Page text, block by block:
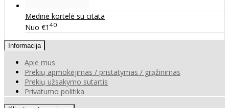
Medinė kortelė su citata
Nuo €1 40
Informacija
Apie mus
Prekių apmokėjimas / pristatymas / grąžinimas
Prekių užsakymo sutartis
Privatumo politika